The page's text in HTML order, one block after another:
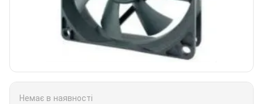
Немає в наявності